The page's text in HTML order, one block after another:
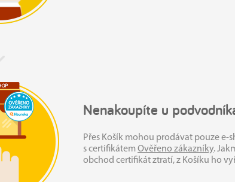
Nenakoupíte u
Přes Košík mohou prodávat pouze
s certifikátemOvěřeno zákazníky.
obchod certifikát ztratí, z Košíku ho